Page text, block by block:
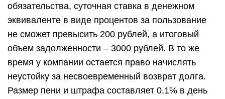
обязательства, суточная ставка в денежном
эквиваленте в виде процентов за пользование
не сможет превысить 200 рублей, а итоговый
объем задолженности – 3000 рублей. В то же
время у компании остается право начислять
неустойку за несвоевременный возврат долга.
Размер пени и штрафа составляет 0,1% в день